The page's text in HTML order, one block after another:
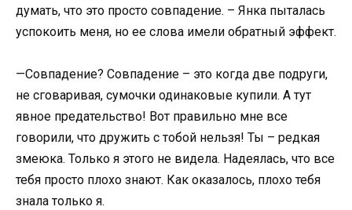
думать, что это просто совпадение. – Янка пыталась
успокоить меня, но ее слова имели обратный эффект.
—Совпадение? Совпадение – это когда две подруги,
не сговаривая, сумочки одинаковые купили. А тут
явное предательство! Вот правильно мне все
говорили, что дружить с тобой нельзя! Ты – редкая
змеюка. Только я этого не видела. Надеялась, что все
тебя просто плохо знают. Как оказалось, плохо тебя
знала только я.